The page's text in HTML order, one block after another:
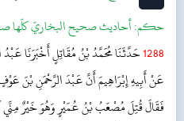
حکم:أحاديث صحيح البخاريّ كلّها
1288حَدَّثَنَا مُحَمَّدُ بْنُ مُقَاتِلٍ أَخْبَرَنَا
عَنْ أَبِيهِ إِبْرَاهِيمَ أَنَّ عَبْدَ الرَّحْمَنِ بْنَ
فَقَالَ قُتِلَ مُصْعَبُ بْنُ عُمَيْرٍ وَهُوَ خَيْرٌ